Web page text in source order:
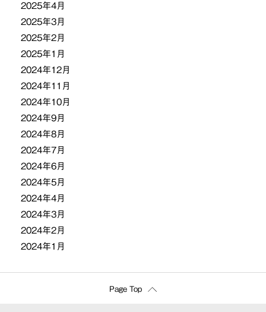
2025年4月
2025年3月
2025年2月
2025年1月
2024年12月
2024年11月
2024年10月
2024年9月
2024年8月
2024年7月
2024年6月
2024年5月
2024年4月
2024年3月
2024年2月
2024年1月
Page Top